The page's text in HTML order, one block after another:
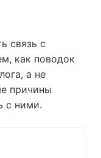
связь с
как поводок
а не
причины
с ними.